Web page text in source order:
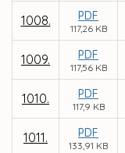
1008. PDF
117,26 KB
1009. PDF
117,56 KB
1010. PDF
117,9 KB
1011. PDF
133,91 KB